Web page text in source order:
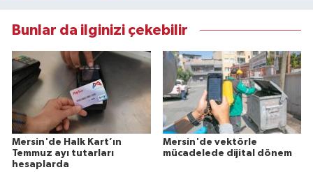
Bunlar da ilginizi çekebilir
Mersin'de Halk Kart’ın
Temmuz ayı tutarları
hesaplarda
Mersin'de vektörle
mücadelede dijital dönem